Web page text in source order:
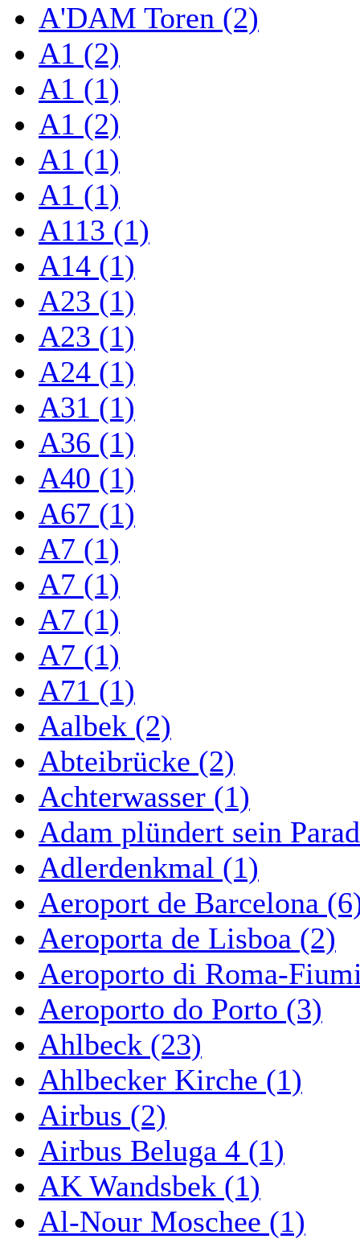
A'DAM Toren (2)
A1 (2)
A1 (1)
A1 (2)
A1 (1)
A1 (1)
A113 (1)
A14 (1)
A23 (1)
A23 (1)
A24 (1)
A31 (1)
A36 (1)
A40 (1)
A67 (1)
A7 (1)
A7 (1)
A7 (1)
A7 (1)
A71 (1)
Aalbek (2)
Abteibrücke (2)
Achterwasser (1)
Adam plündert sein
Adlerdenkmal (1)
Aeroport de Barcelona
Aeroporta de Lisboa (2)
Aeroporto di Roma-
Aeroporto do Porto (3)
Ahlbeck (23)
Ahlbecker Kirche (1)
Airbus (2)
Airbus Beluga 4 (1)
AK Wandsbek (1)
Al-Nour Moschee (1)